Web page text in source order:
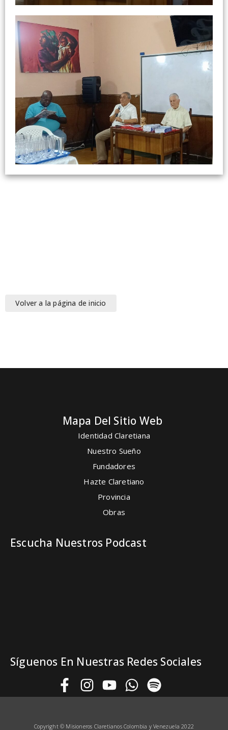
Volver a la página de inicio
Mapa Del Sitio Web
Identidad Claretiana
Nuestro Sueño
Fundadores
Hazte Claretiano
Provincia
Obras
Escucha Nuestros Podcast
Síguenos En Nuestras Redes Sociales
Copyright © Misioneros Claretianos Colombia y Venezuela 2022